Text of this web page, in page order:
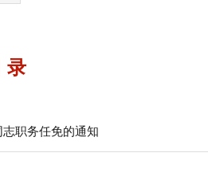
录
职务任免的通知